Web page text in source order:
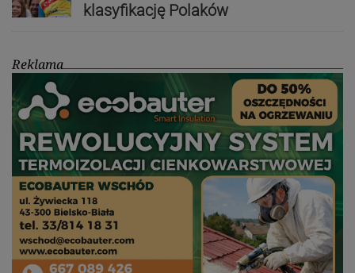
klasyfikację Polaków
Reklama